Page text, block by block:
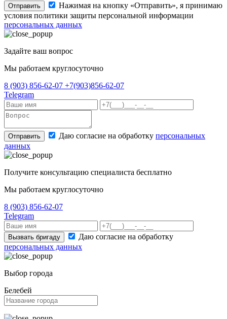
Отправить
Нажимая на кнопку «Отправить», я принимаю
условия политики защиты персональной информации
персональных данных
Задайте ваш вопрос
Мы работаем круглосуточно
8 (903) 856-62-07 +7(903)856-62-07
Telegram
Отправить Даю согласие на обработку персональных
данных
Получите консультацию специалиста бесплатно
Мы работаем круглосуточно
8 (903) 856-62-07
Telegram
Вызвать бригаду
Даю согласие на обработку
персональных данных
Выбор города
Белебей